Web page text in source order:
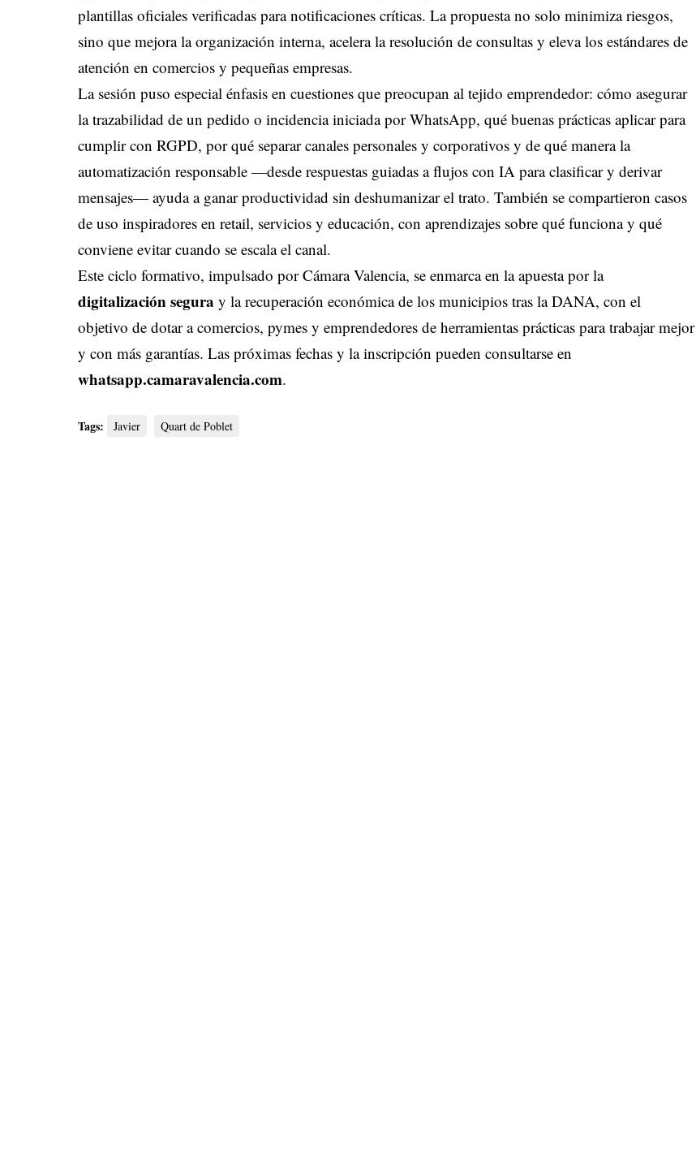
plantillas oficiales verificadas para notificaciones críticas. La propuesta no solo minimiza riesgos,
sino que mejora la organización interna, acelera la resolución de consultas y eleva los estándares de
atención en comercios y pequeñas empresas.
La sesión puso especial énfasis en cuestiones que preocupan al tejido emprendedor: cómo asegurar
la trazabilidad de un pedido o incidencia iniciada por WhatsApp, qué buenas prácticas aplicar para
cumplir con RGPD, por qué separar canales personales y corporativos y de qué manera la
automatización responsable —desde respuestas guiadas a flujos con IA para clasificar y derivar
mensajes— ayuda a ganar productividad sin deshumanizar el trato. También se compartieron casos
de uso inspiradores en retail, servicios y educación, con aprendizajes sobre qué funciona y qué
conviene evitar cuando se escala el canal.
Este ciclo formativo, impulsado por Cámara Valencia, se enmarca en la apuesta por la
digitalización segura y la recuperación económica de los municipios tras la DANA, con el
objetivo de dotar a comercios, pymes y emprendedores de herramientas prácticas para trabajar mejor
y con más garantías. Las próximas fechas y la inscripción pueden consultarse en
whatsapp.camaravalencia.com.
Tags: Javier Quart de Poblet